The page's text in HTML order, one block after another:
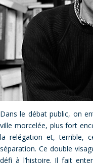
Dans le débat public, on
ville morcelée, plus fort
la relégation et, terrible,
séparation. Ce double
défi à l’histoire. Il fait